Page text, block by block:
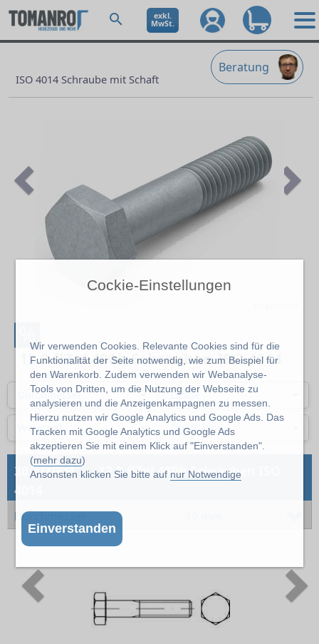
Cockie-Einstellungen
Wir verwenden Cookies. Relevante Cookies sind für die
Funktionalität der Seite notwendig, wie zum Beispiel für
den Warenkorb. Zudem verwenden wir Webanalyse-
Tools von Dritten, um die Nutzung der Webseite zu
analysieren und die Anzeigenkampagnen zu messen.
Hierzu nutzen wir Google Analytics und Google Ads. Das
Tracken mit Google Analytics und Google Ads
akzeptieren Sie mit einem Klick auf "Einverstanden".
(mehr dazu)
Ansonsten klicken Sie bitte auf nur Notwendige
Einverstanden
exkl.
MwSt.
Beratung
ISO 4014 Schraube mit Schaft
Previous
12.9 flZnL480h Schrauben ISO 4014
Durchmesser Länge
Werkstoff Oberfläche
30 Artikel→12.9 flZnL480h Schrauben ISO
4014
Durchmesser
Previous